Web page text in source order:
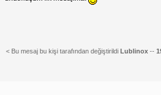
< Bu mesaj bu kişi tarafından değiştirildi Lublinox --